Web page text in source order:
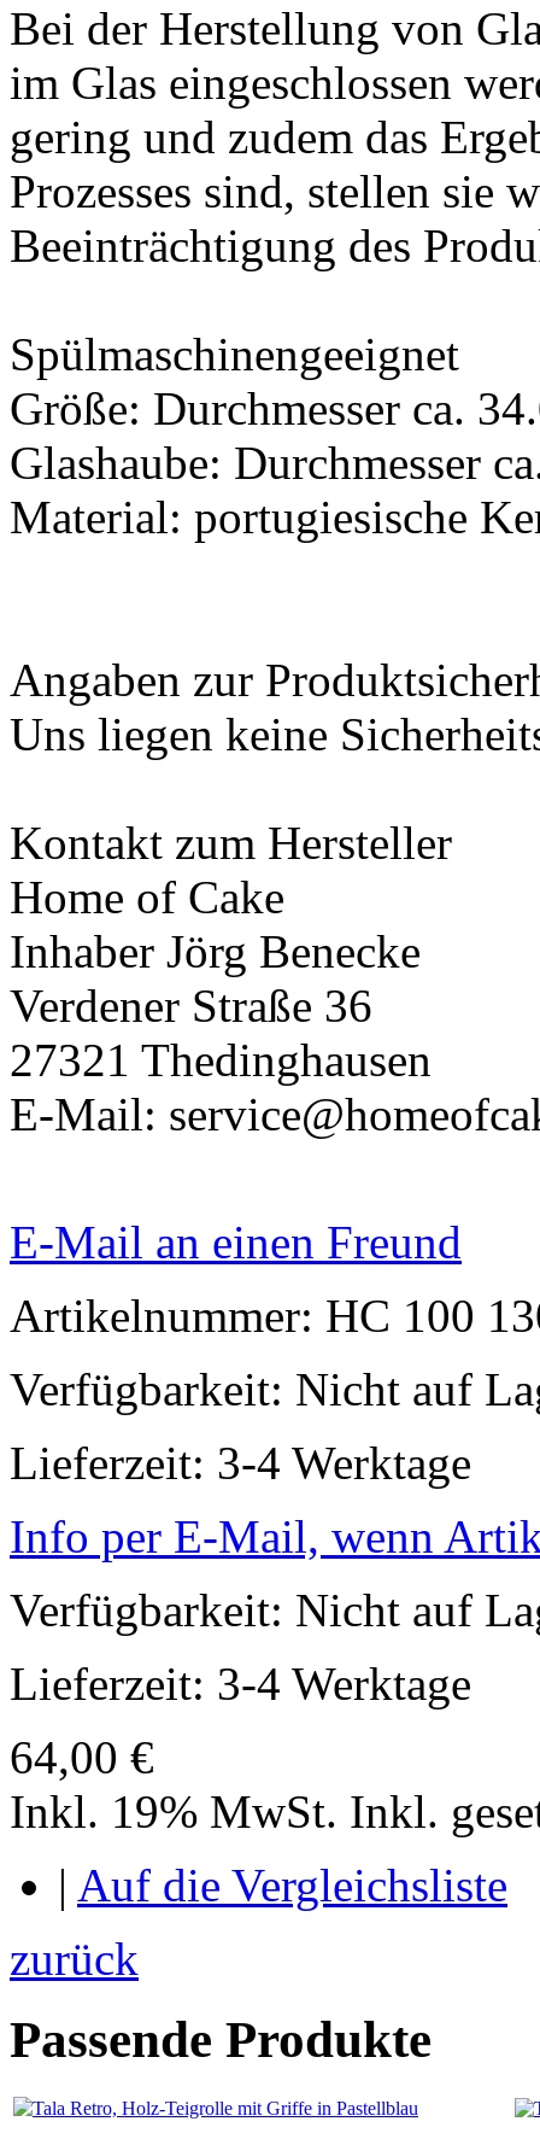
Bei der Herstellung von
im Glas eingeschlossen
gering und zudem das
Prozesses sind, stellen sie
Beeinträchtigung des
Spülmaschinengeeignet
Größe: Durchmesser ca.
Glashaube: Durchmesser
Material: portugiesische
Angaben zur
Uns liegen keine
Kontakt zum Hersteller
Home of Cake
Inhaber Jörg Benecke
Verdener Straße 36
27321 Thedinghausen
E-Mail:
E-Mail an einen Freund
Artikelnummer: HC 100
Verfügbarkeit: Nicht auf
Lieferzeit: 3-4 Werktage
Info per E-Mail, wenn
Verfügbarkeit: Nicht auf
Lieferzeit: 3-4 Werktage
64,00 €
Inkl. 19% MwSt. Inkl.
| Auf die Vergleichsliste
zurück
Passende Produkte